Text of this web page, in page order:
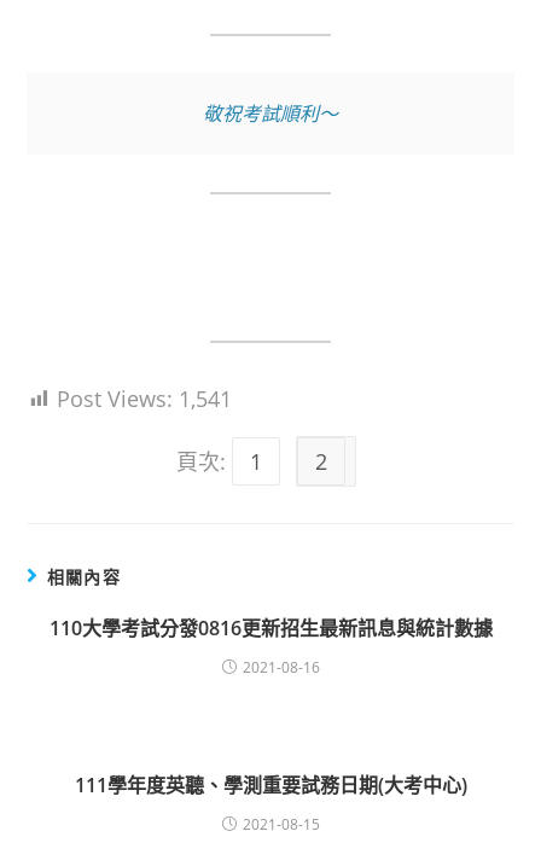
敬祝考試順利～
Post Views: 1,541
頁次: 1 2
相關內容
110大學考試分發0816更新招生最新訊息與統計數據
2021-08-16
111學年度英聽、學測重要試務日期(大考中心)
2021-08-15